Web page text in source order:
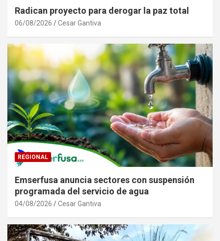
Radican proyecto para derogar la paz total
06/08/2026 Cesar Gantiva
REGIONAL
Emserfusa anuncia sectores con suspensión
programada del servicio de agua
04/08/2026 Cesar Gantiva